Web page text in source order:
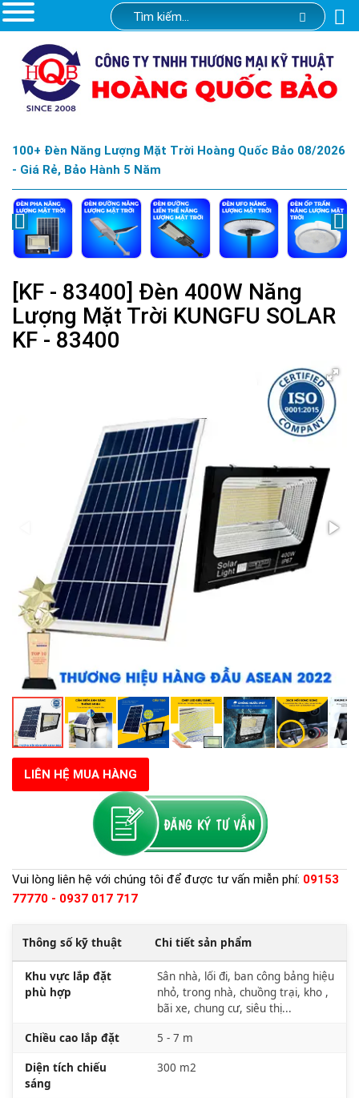
100+ Đèn Năng Lượng Mặt Trời Hoàng Quốc Bảo 08/2026
- Giá Rẻ, Bảo Hành 5 Năm
[KF - 83400] Đèn 400W Năng
Lượng Mặt Trời KUNGFU SOLAR
KF - 83400
LIÊN HỆ MUA HÀNG
Vui lòng liên hệ với chúng tôi để được tư vấn miễn phí: 09153
77770 - 0937 017 717
Thông số kỹ thuật Chi tiết sản phẩm
Khu vực lắp đặt
phù hợp
Sân nhà, lối đi, ban công bảng hiệu
nhỏ, trong nhà, chuồng trại, kho ,
bãi xe, chung cư, siêu thị...
Chiều cao lắp đặt 5 - 7 m
Diện tích chiếu
sáng
300 m2